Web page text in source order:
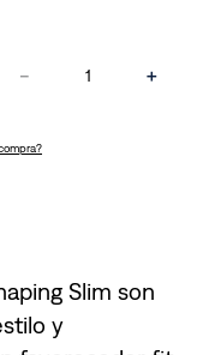
＋
－
Slim son
y